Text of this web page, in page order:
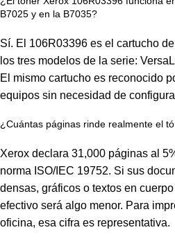
B7025 y en la B7035?
Sí. El 106R03396 es el cartucho
los tres modelos de la serie:
El mismo cartucho es reconocido
equipos sin necesidad de
¿Cuántas páginas rinde realmente el
Xerox declara 31,000 páginas al
norma ISO/IEC 19752. Si sus
densas, gráficos o textos en
efectivo será algo menor. Para
oficina, esa cifra es representativa.